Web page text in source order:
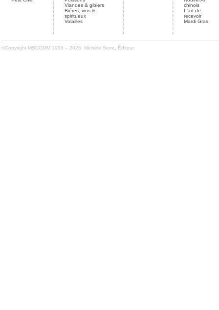
Viandes & gibiers
Bières, vins &
spiritueux
Volailles
chinois
L'art de
recevoir
Mardi Gras
©Copyright MSCOMM 1996 – 2026. Michèle Serre, Éditeur